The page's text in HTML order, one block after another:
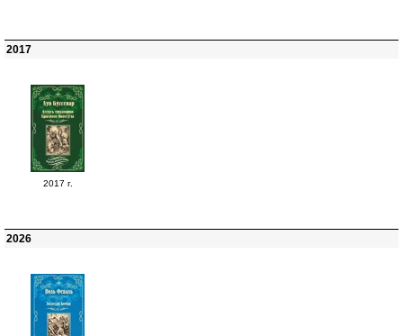
2017
2017 г.
2026